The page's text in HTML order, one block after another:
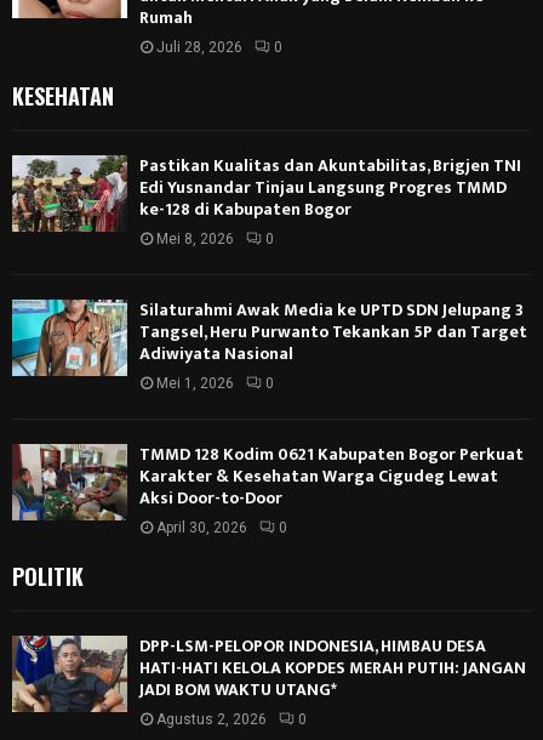
Rumah
Juli 28, 2026 0
KESEHATAN
Pastikan Kualitas dan Akuntabilitas, Brigjen TNI
Edi Yusnandar Tinjau Langsung Progres TMMD
ke-128 di Kabupaten Bogor
Mei 8, 2026 0
Silaturahmi Awak Media ke UPTD SDN Jelupang 3
Tangsel, Heru Purwanto Tekankan 5P dan Target
Adiwiyata Nasional
Mei 1, 2026 0
TMMD 128 Kodim 0621 Kabupaten Bogor Perkuat
Karakter & Kesehatan Warga Cigudeg Lewat
Aksi Door-to-Door
April 30, 2026 0
POLITIK
DPP-LSM-PELOPOR INDONESIA, HIMBAU DESA
HATI-HATI KELOLA KOPDES MERAH PUTIH: JANGAN
JADI BOM WAKTU UTANG*
Agustus 2, 2026 0